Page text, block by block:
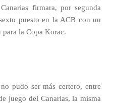
firmara, por segunda
puesto en la ACB con un
la Copa Korac.
pudo ser más certero, entre
juego del Canarias, la misma